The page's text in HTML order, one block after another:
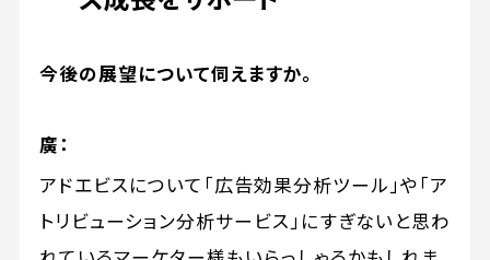
今後の展望について伺えますか。
廣：
アドエビスについて「広告効果分析ツール」や「ア
トリビューション分析サービス」にすぎないと思わ